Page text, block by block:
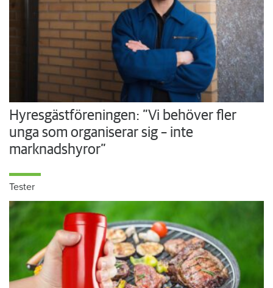
Hyresgästföreningen: ”Vi behöver fler
unga som organiserar sig – inte
marknadshyror”
Tester